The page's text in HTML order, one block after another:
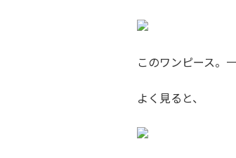
このワンピース。
よく見ると、